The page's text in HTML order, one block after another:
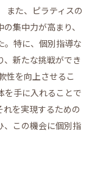
また、ピラティスの
集中力が高まり、
。特に、個別指導な
、新たな挑戦ができ
性を向上させるこ
を手に入れることで
を実現するための
、この機会に個別指